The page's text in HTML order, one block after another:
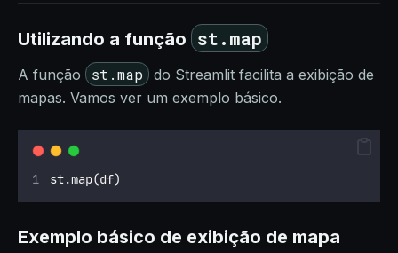
Utilizando a função st.map
A função st.map
do Streamlit facilita a exibição de
mapas. Vamos ver um exemplo básico.
st.map(df)
Exemplo básico de exibição de mapa